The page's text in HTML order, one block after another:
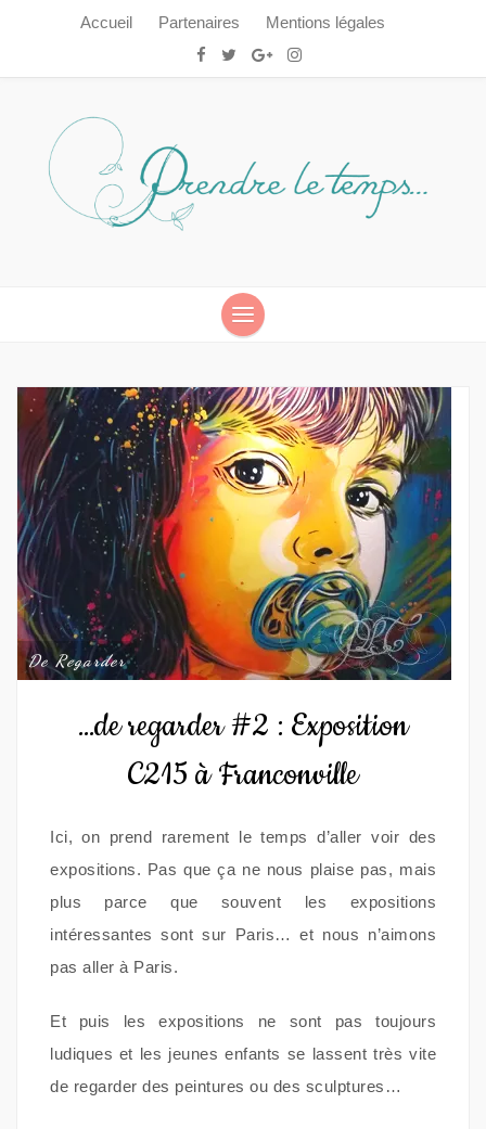
Accueil Partenaires Mentions légales
De Regarder
…de regarder #2 : Exposition
C215 à Franconville
Ici, on prend rarement le temps d’aller voir des
expositions. Pas que ça ne nous plaise pas, mais
plus parce que souvent les expositions
intéressantes sont sur Paris… et nous n’aimons
pas aller à Paris.
Et puis les expositions ne sont pas toujours
ludiques et les jeunes enfants se lassent très vite
de regarder des peintures ou des sculptures…